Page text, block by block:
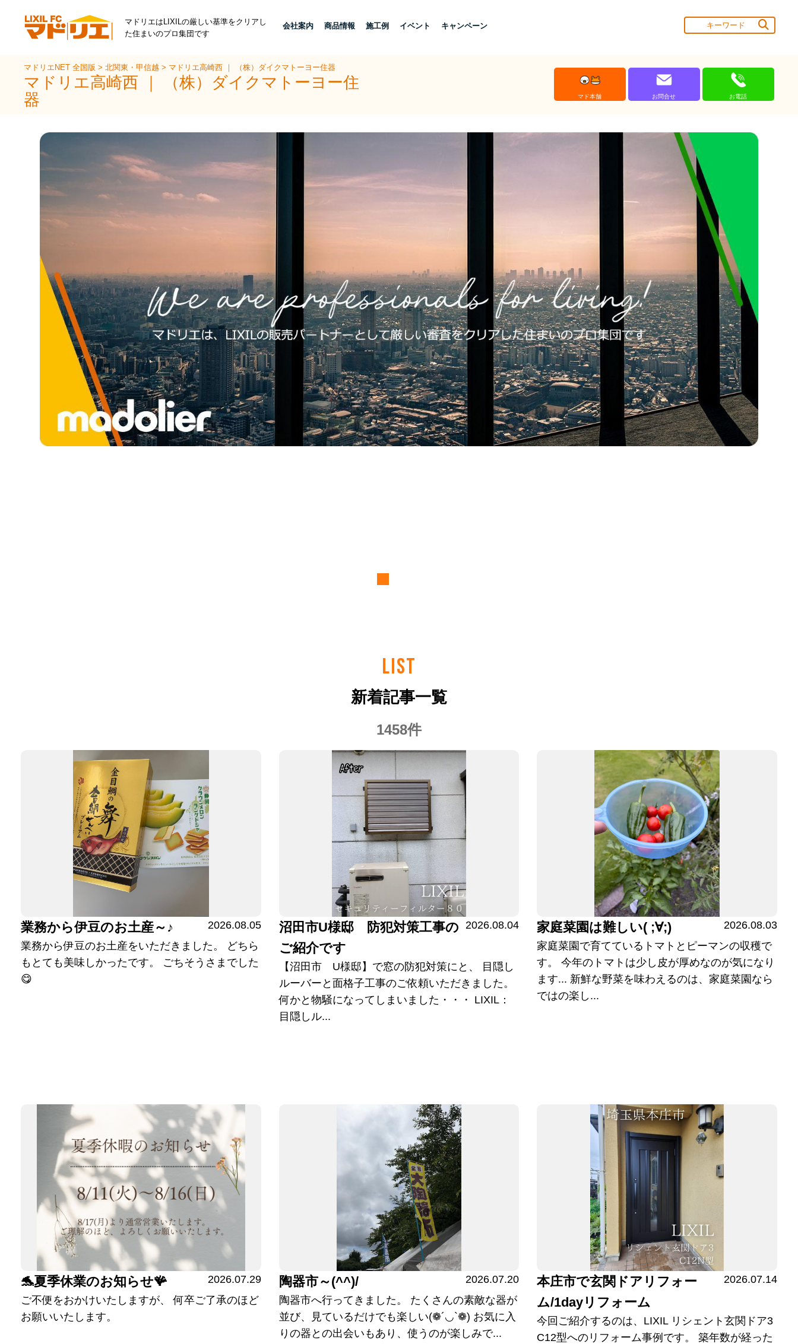
マドリエはLIXILの厳しい基準をクリアし
た住まいのプロ集団です
会社案内 商品情報 施工例 イベント キャンペーン
マドリエNET 全国版>北関東・甲信越> マドリエ高崎西 ｜ （株）ダイクマトーヨー住器
マドリエ高崎西 ｜ （株）ダイクマトーヨー住
器
マド本舗 お問合せ お電話
LIST
新着記事一覧
1458件
業務から伊豆のお土産～♪
2026.08.05
業務から伊豆のお土産をいただきました。 どちら
もとても美味しかったです。 ごちそうさまでした
😋
沼田市U様邸 防犯対策工事の
ご紹介です
2026.08.04
【沼田市 U様邸】で窓の防犯対策にと、 目隠し
ルーバーと面格子工事のご依頼いただきました。
何かと物騒になってしまいました・・・ LIXIL：
目隠しル...
家庭菜園は難しい( ;∀;)
2026.08.03
家庭菜園で育てているトマトとピーマンの収穫で
す。 今年のトマトは少し皮が厚めなのが気になり
ます... 新鮮な野菜を味わえるのは、家庭菜園なら
ではの楽し...
🐬夏季休業のお知らせ🪸
2026.07.29
ご不便をおかけいたしますが、 何卒ご了承のほど
お願いいたします。
陶器市～(^^)/
2026.07.20
陶器市へ行ってきました。 たくさんの素敵な器が
並び、見ているだけでも楽しい(❁´◡`❁) お気に入
りの器との出会いもあり、使うのが楽しみで...
本庄市で玄関ドアリフォー
ム/1dayリフォーム
2026.07.14
今回ご紹介するのは、LIXIL リシェント玄関ドア3
C12型へのリフォーム事例です。 築年数が経った